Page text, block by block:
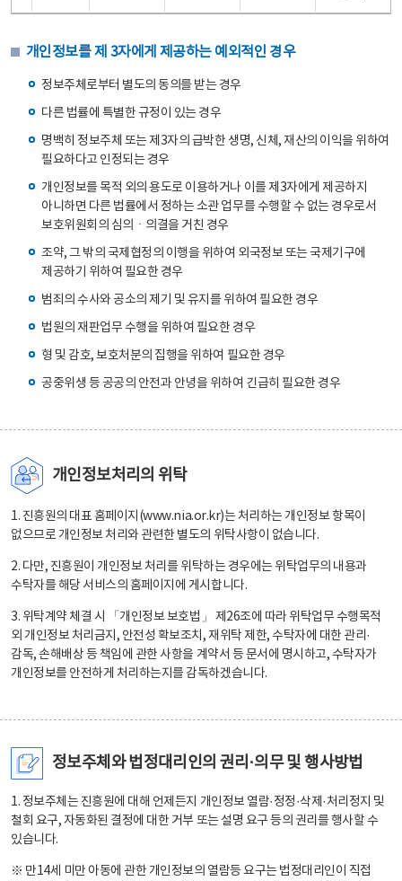
개인정보를 제 3자에게 제공하는 예외적인 경우
정보주체로부터 별도의 동의를 받는 경우
다른 법률에 특별한 규정이 있는 경우
명백히 정보주체 또는 제3자의 급박한 생명, 신체, 재산의 이익을 위하여
필요하다고 인정되는 경우
개인정보를 목적 외의 용도로 이용하거나 이를 제3자에게 제공하지
아니하면 다른 법률에서 정하는 소관 업무를 수행할 수 없는 경우로서
보호위원회의 심의ㆍ의결을 거친 경우
조약, 그 밖의 국제협정의 이행을 위하여 외국정보 또는 국제기구에
제공하기 위하여 필요한 경우
범죄의 수사와 공소의 제기 및 유지를 위하여 필요한 경우
법원의 재판업무 수행을 위하여 필요한 경우
형 및 감호, 보호처분의 집행을 위하여 필요한 경우
공중위생 등 공공의 안전과 안녕을 위하여 긴급히 필요한 경우
개인정보처리의 위탁
1. 진흥원의 대표 홈페이지(www.nia.or.kr)는 처리하는 개인정보 항목이
없으므로 개인정보 처리와 관련한 별도의 위탁사항이 없습니다.
2. 다만, 진흥원이 개인정보 처리를 위탁하는 경우에는 위탁업무의 내용과
수탁자를 해당 서비스의 홈페이지에 게시합니다.
3. 위탁계약 체결 시 「개인정보 보호법」 제26조에 따라 위탁업무 수행목적
외 개인정보 처리금지, 안전성 확보조치, 재위탁 제한, 수탁자에 대한 관리·
감독, 손해배상 등 책임에 관한 사항을 계약서 등 문서에 명시하고, 수탁자가
개인정보를 안전하게 처리하는지를 감독하겠습니다.
정보주체와 법정대리인의 권리·의무 및 행사방법
1. 정보주체는 진흥원에 대해 언제든지 개인정보 열람·정정·삭제·처리정지 및
철회 요구, 자동화된 결정에 대한 거부 또는 설명 요구 등의 권리를 행사할 수
있습니다.
※ 만14세 미만 아동에 관한 개인정보의 열람등 요구는 법정대리인이 직접